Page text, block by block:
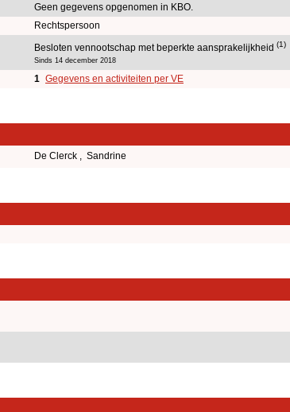
Geen gegevens opgenomen in KBO.
Rechtspersoon
Besloten vennootschap met beperkte aansprakelijkheid (1)
Sinds 14 december 2018
1 Gegevens en activiteiten per VE
De Clerck , Sandrine